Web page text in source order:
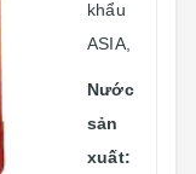
khẩu
ASIA,
Nước
sản
xuất: